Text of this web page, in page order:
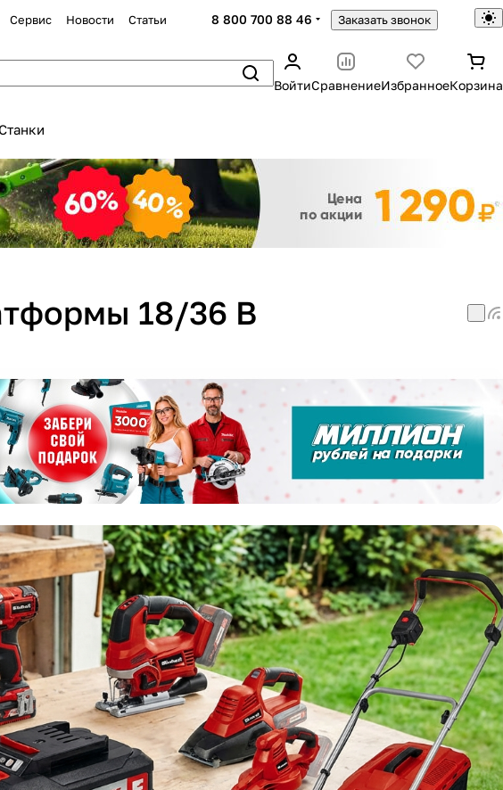
Сервис Новости Статьи 8 800 700 88 46 Заказать звонок
ВойтиСравнениеИзбранноеКорзина
Станки
18/36 В